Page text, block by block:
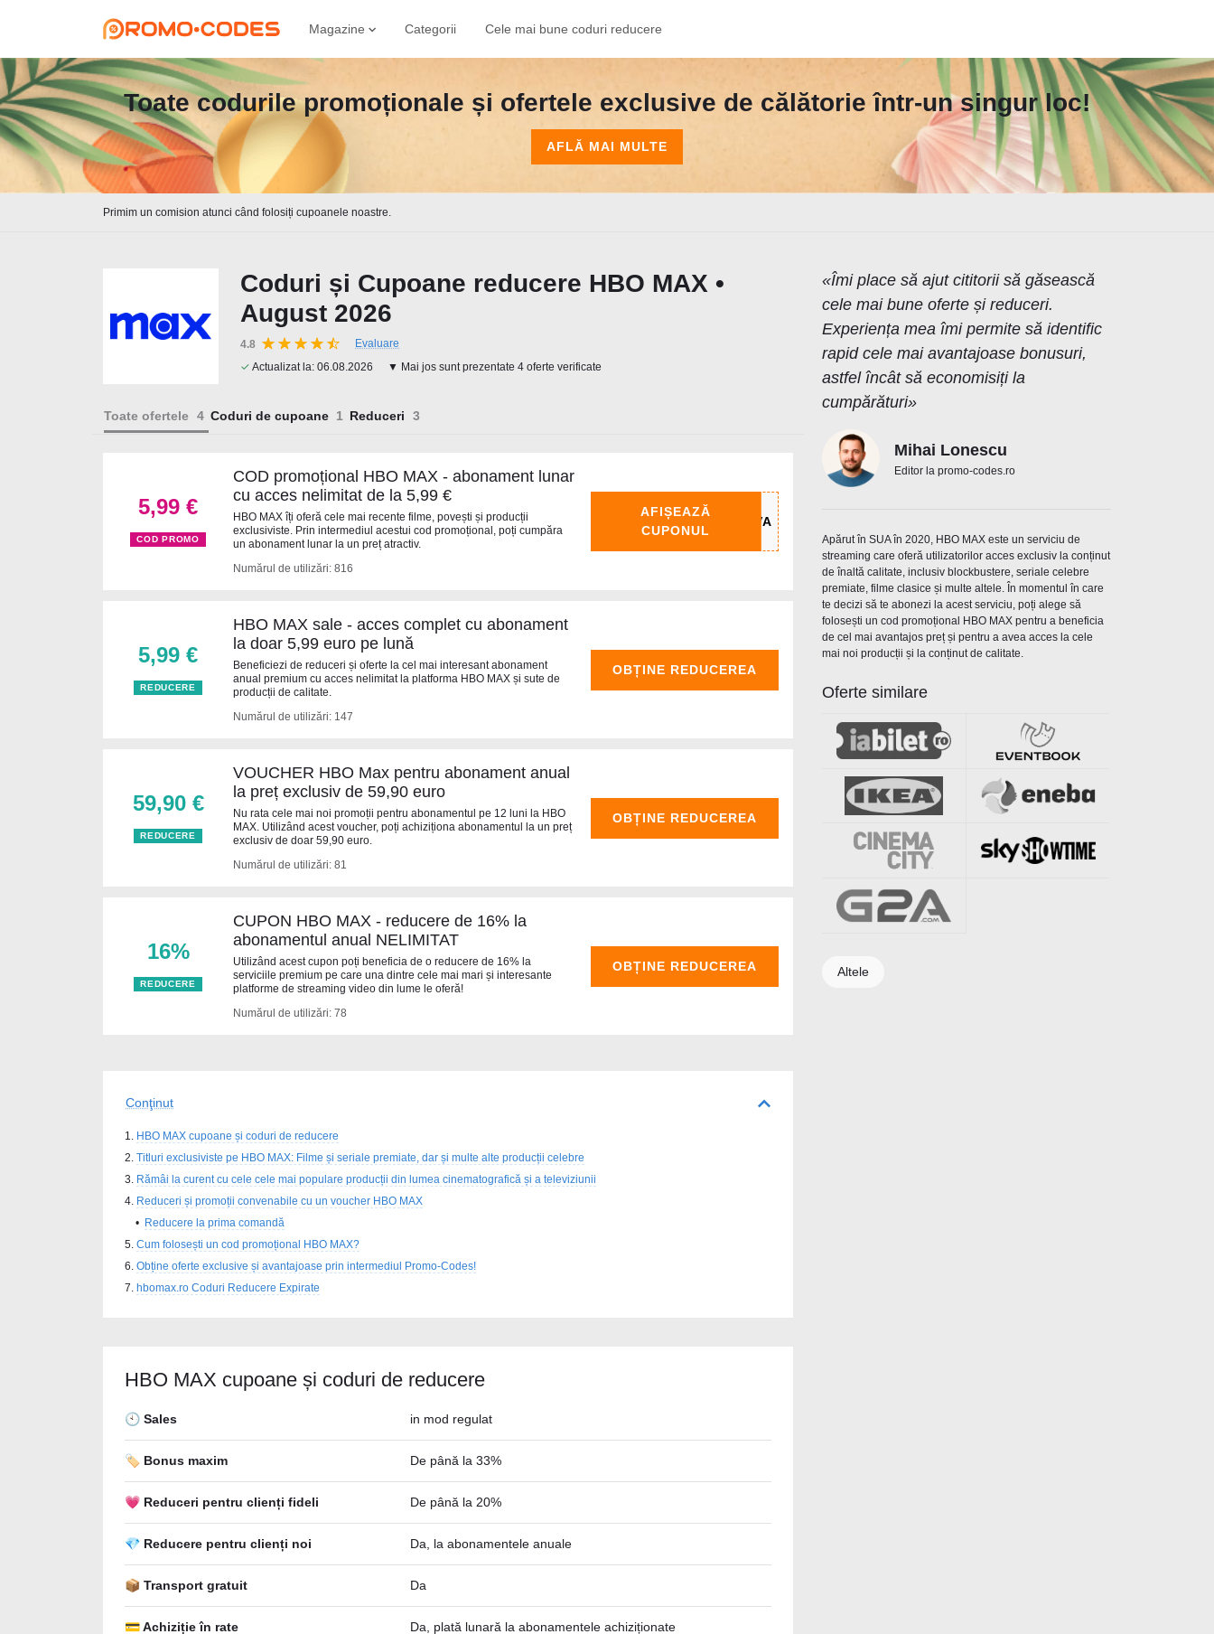
Magazine Categorii Cele mai bune coduri reducere
Toate codurile promoționale și ofertele exclusive de călătorie într-un singur loc!
AFLĂ MAI MULTE
Primim un comision atunci când folosiți cupoanele noastre.
Coduri și Cupoane reducere HBO MAX •
August 2026
4.8
Evaluare
✓ Actualizat la: 06.08.2026 ▼ Mai jos sunt prezentate 4 oferte verificate
Toate ofertele Coduri de cupoane Reduceri
5,99 €
COD PROMO
COD promoțional HBO MAX - abonament lunar
cu acces nelimitat de la 5,99 €
HBO MAX îți oferă cele mai recente filme, povești și producții
exclusiviste. Prin intermediul acestui cod promoțional, poți cumpăra
un abonament lunar la un preț atractiv.
Numărul de utilizări: 816
AFIȘEAZĂ
CUPONUL
5,99 €
REDUCERE
HBO MAX sale - acces complet cu abonament
la doar 5,99 euro pe lună
Beneficiezi de reduceri și oferte la cel mai interesant abonament
anual premium cu acces nelimitat la platforma HBO MAX și sute de
producții de calitate.
Numărul de utilizări: 147
OBȚINE REDUCEREA
59,90 €
REDUCERE
VOUCHER HBO Max pentru abonament anual
la preț exclusiv de 59,90 euro
Nu rata cele mai noi promoții pentru abonamentul pe 12 luni la HBO
MAX. Utilizând acest voucher, poți achiziționa abonamentul la un preț
exclusiv de doar 59,90 euro.
Numărul de utilizări: 81
OBȚINE REDUCEREA
16%
REDUCERE
CUPON HBO MAX - reducere de 16% la
abonamentul anual NELIMITAT
Utilizând acest cupon poți beneficia de o reducere de 16% la
serviciile premium pe care una dintre cele mai mari și interesante
platforme de streaming video din lume le oferă!
Numărul de utilizări: 78
OBȚINE REDUCEREA
Conţinut
HBO MAX cupoane și coduri de reducere
Titluri exclusiviste pe HBO MAX: Filme și seriale premiate, dar și multe alte producții celebre
Rămâi la curent cu cele cele mai populare producții din lumea cinematografică și a televiziunii
Reduceri și promoții convenabile cu un voucher HBO MAX
Reducere la prima comandă
Cum folosești un cod promoțional HBO MAX?
Obține oferte exclusive și avantajoase prin intermediul Promo-Codes!
hbomax.ro Coduri Reducere Expirate
HBO MAX cupoane și coduri de reducere
🕙 Sales in mod regulat
🏷️ Bonus maxim De până la 33%
💗 Reduceri pentru clienți fideli De până la 20%
💎 Reducere pentru clienți noi Da, la abonamentele anuale
📦 Transport gratuit Da
💳 Achiziție în rate Da, plată lunară la abonamentele achiziționate
«Îmi place să ajut cititorii să găsească
cele mai bune oferte și reduceri.
Experiența mea îmi permite să identific
rapid cele mai avantajoase bonusuri,
astfel încât să economisiți la
cumpărături»
Mihai Lonescu
Editor la promo-codes.ro
Apărut în SUA în 2020, HBO MAX este un serviciu de
streaming care oferă utilizatorilor acces exclusiv la conținut
de înaltă calitate, inclusiv blockbustere, seriale celebre
premiate, filme clasice și multe altele. În momentul în care
te decizi să te abonezi la acest serviciu, poți alege să
folosești un cod promoțional HBO MAX pentru a beneficia
de cel mai avantajos preț și pentru a avea acces la cele
mai noi producții și la conținut de calitate.
Oferte similare
Altele